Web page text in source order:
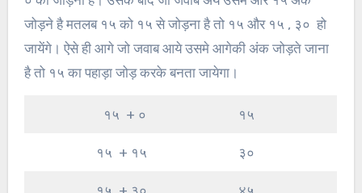
जोड़ने है मतलब १५ को १५ से जोड़ना है तो १५ और १५ , ३० हो
जायेंगे। ऐसे ही आगे जो जवाब आये उसमे आगेकी अंक जोड़ते जाना
है तो १५ का पहाड़ा जोड़ करके बनता जायेगा।
१५ + ० १५
१५ + १५ ३०